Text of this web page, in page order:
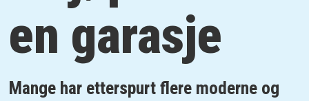
en garasje
Mange har etterspurt flere moderne og